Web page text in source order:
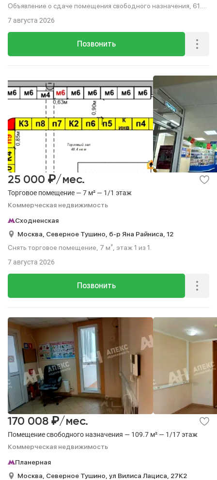
Объявление о сдаче помещения свободного назначения, 61.4
Позвонить
7 августа 2026
Торговое помещение — 7 м² — 1/1 этаж
Коммерческая недвижимость
25 000 ₽/мес.
Сходненская
Москва, Северное Тушино, б-р Яна Райниса, 12
Снять торговое помещение, 7 м², этаж 1 из 1.
Позвонить
7 августа 2026
Помещение свободного назначения — 109.7 м² — 1/17 этаж
Коммерческая недвижимость
170 008 ₽/мес.
Планерная
Москва, Северное Тушино, ул Вилиса Лациса, 27К2